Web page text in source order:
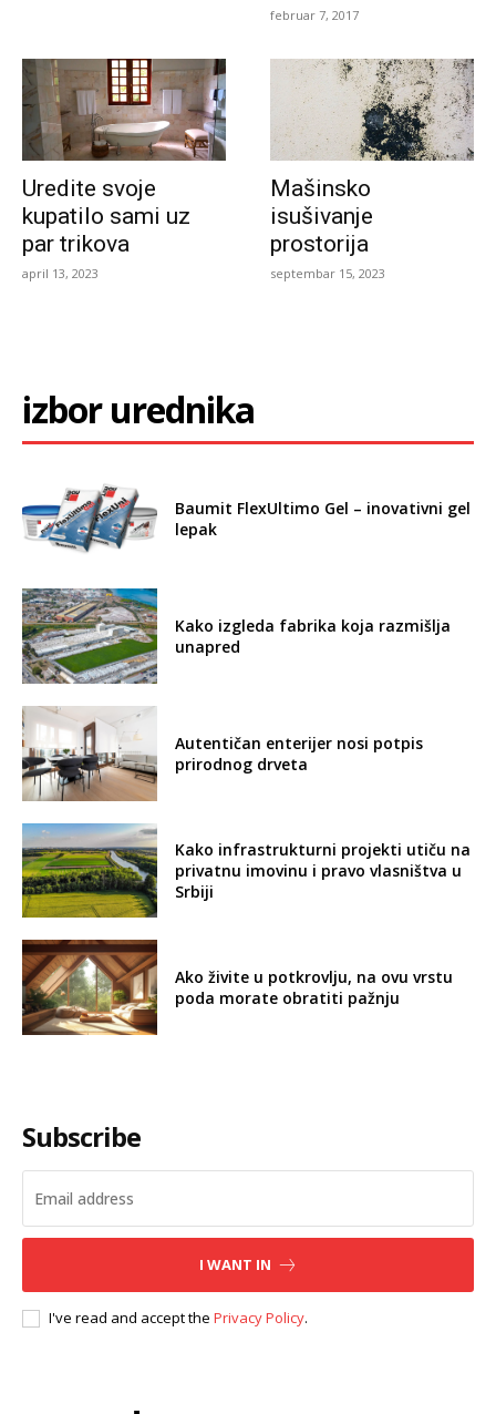
februar 7, 2017
Uredite svoje
kupatilo sami uz
par trikova
april 13, 2023
Mašinsko
isušivanje
prostorija
septembar 15, 2023
izbor urednika
Baumit FlexUltimo Gel – inovativni gel
lepak
Kako izgleda fabrika koja razmišlja
unapred
Autentičan enterijer nosi potpis
prirodnog drveta
Kako infrastrukturni projekti utiču na
privatnu imovinu i pravo vlasništva u
Srbiji
Ako živite u potkrovlju, na ovu vrstu
poda morate obratiti pažnju
Subscribe
I WANT IN
I've read and accept the Privacy Policy.